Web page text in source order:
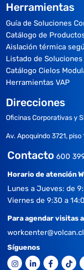
Herramientas
Guía de Soluciones
Catálogo de
Aislación térmica
Listado de
Catálogo Cielos
Herramientas VAP
Direcciones
Oficinas Corporativas y
Av. Apoquindo 3721, piso
Contacto 600
Horario de atención
Lunes a Jueves: de
Viernes de 9:30 a
Para agendar visitas
workcenter@volcan.cl
Síguenos